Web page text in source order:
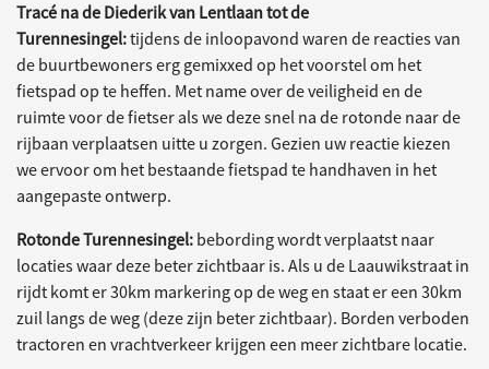
Tracé na de Diederik van Lentlaan tot de
Turennesingel:tijdens de inloopavond waren de reacties van
de buurtbewoners erg gemixxed op het voorstel om het
fietspad op te heffen. Met name over de veiligheid en de
ruimte voor de fietser als we deze snel na de rotonde naar de
rijbaan verplaatsen uitte u zorgen. Gezien uw reactie kiezen
we ervoor om het bestaande fietspad te handhaven in het
aangepaste ontwerp.
Rotonde Turennesingel: bebording wordt verplaatst naar
locaties waar deze beter zichtbaar is. Als u de Laauwikstraat in
rijdt komt er 30km markering op de weg en staat er een 30km
zuil langs de weg (deze zijn beter zichtbaar). Borden verboden
tractoren en vrachtverkeer krijgen een meer zichtbare locatie.